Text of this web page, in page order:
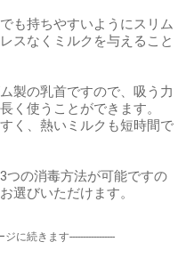
も持ちやすいようにスリム
スなくミルクを与えること
製の乳首ですので、吸う力
く使うことができます。
く、熱いミルクも短時間で
つの消毒方法が可能ですの
選びいただけます。
に続きます-----------------